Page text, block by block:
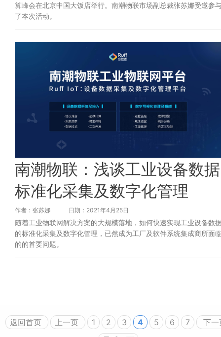
算峰会在北京中国大饭店举行。南潮物联市场副总裁张苏娜受邀参
了本次活动。
南潮物联：浅谈工业设备数据
标准化采集及数字化管理
作者：张苏娜 日期：2021年4月25日
随着工业物联网解决方案的大规模落地，如何快速实现工业设备数
的标准化采集及数字化管理，已然成为工厂及软件系统集成商所面
的的首要问题。
返回首页 上一页 1 2 3 4 5 6 7
下一